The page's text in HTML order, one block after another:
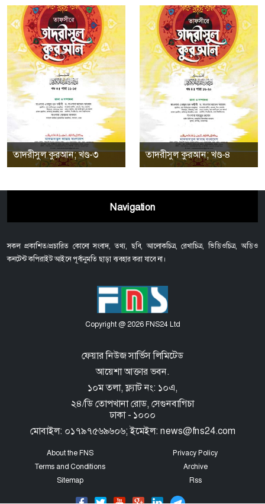
তাদরীসুল কুরআন; খণ্ড-৩ তাদরীসুল কুরআন; খণ্ড-৪
Navigation
সকল প্রকাশিত/প্রচারিত কোনো সংবাদ, তথ্য, ছবি, আলোকচিত্র, রেখাচিত্র, ভিডিওচিত্র, অডিও
কনটেন্ট কপিরাইট আইনে পূর্বানুমতি ছাড়া ব্যবহার করা যাবে না।
Copyright @ 2026 FNS24 Ltd
ফেয়ার নিউজ সার্ভিস লিমিটেড
আয়েশা আক্তার ভবন.
১০ম তলা, ফ্ল্যাট নং: ১০এ,
২৪/ডি তোপখানা রোড, সেগুনবাগিচা
ঢাকা - ১০০০
মোবাইল: ০১৭৯৭৫৬৯৬০৬; ইমেইল: news@fns24.com
About the FNS
Privacy Policy
Terms and Conditions
Archive
Sitemap
Rss